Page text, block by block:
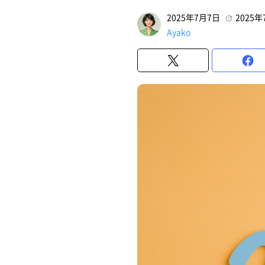
2025年7月7日
2025年
Ayako